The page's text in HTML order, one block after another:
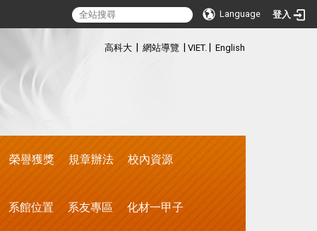
Language 登入
高科大 網站導覽 VIET. English
榮譽獲獎 規章辦法 校內資源
系館位置 系友專區 化材一甲子